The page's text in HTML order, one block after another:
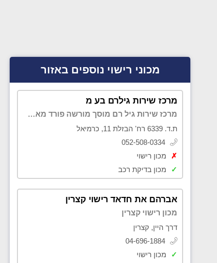
מכוני רישוי נוספים באזור
מרכז שירות גילרם בע מ
מרכז שירות גיל רם מוסך מורשה פורד מאזדה
ת.ד. 6339 רח' הבזלת 11, כרמיאל
052-508-0334
✗
מכון רישוי
✓
מכון בדיקת רכב
אברהם את חדאד רישוי קצרין
מכון רישוי קצרין
דרך היין, קצרין
04-696-1884
✓
מכון רישוי